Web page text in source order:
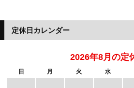
定休日カレンダー
2026年8月の定
日 月 火 水